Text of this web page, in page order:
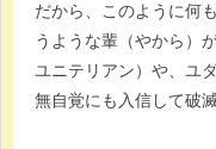
だから、このように何
うような輩（やから）
ユニテリアン）や、ユ
無自覚にも入信して破